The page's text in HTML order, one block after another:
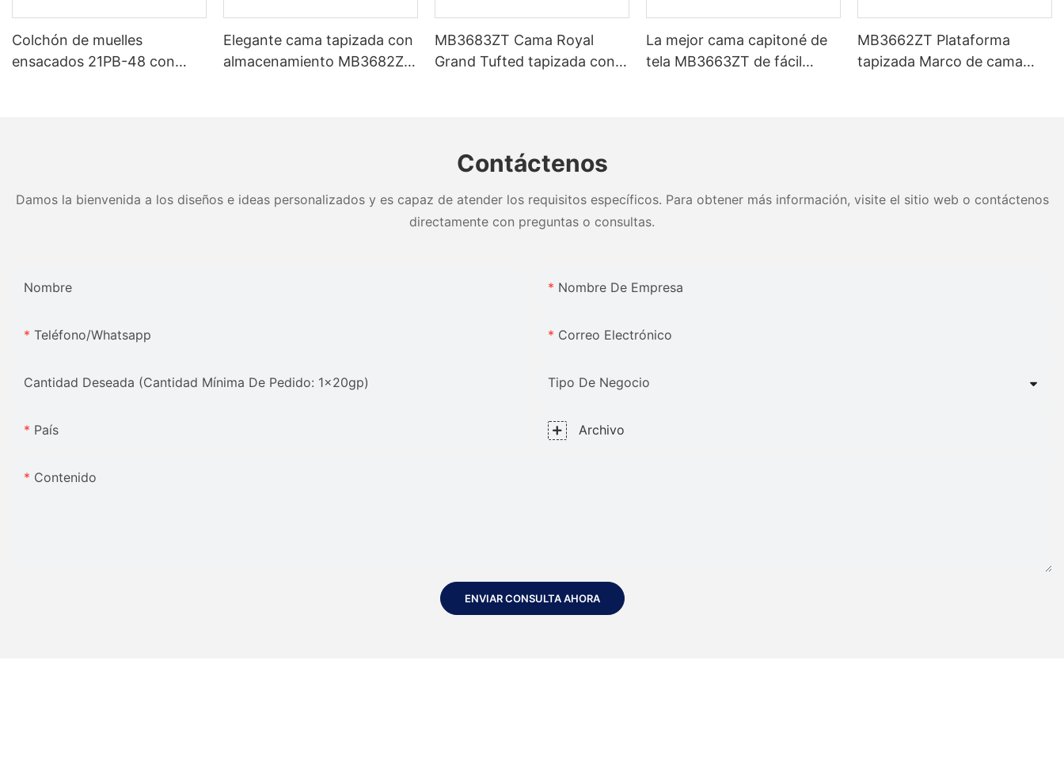
Colchón de muelles
ensacados 21PB-48 con
Elegante cama tapizada con
almacenamiento MB3682ZT,
MB3683ZT Cama Royal
Grand Tufted tapizada con
La mejor cama capitoné de
tela MB3663ZT de fácil
MB3662ZT Plataforma
tapizada Marco de cama
Contáctenos
Damos la bienvenida a los diseños e ideas personalizados y es capaz de atender los requisitos específicos. Para obtener más información, visite el sitio web o contáctenos
directamente con preguntas o consultas.
Nombre Nombre De Empresa
Teléfono/whatsapp Correo Electrónico
Cantidad Deseada (Cantidad Mínima De Pedido: 1x20gp) Tipo De Negocio
País Archivo
Contenido
ENVIAR CONSULTA AHORA